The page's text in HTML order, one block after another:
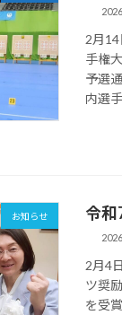
2月
手権
予選
内選
お知らせ 令和
2月4
ツ奨
を受